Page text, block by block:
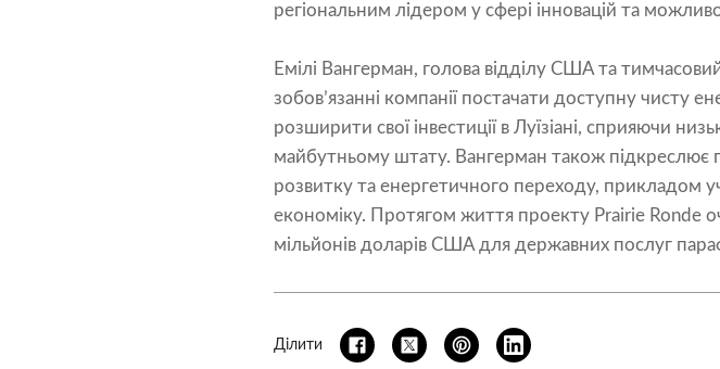
регіональним лідером у сфері інновацій та
Емілі Вангерман, голова відділу США та
зобов’язанні компанії постачати доступну чисту
розширити свої інвестиції в Луїзіані, сприяючи
майбутньому штату. Вангерман також підкреслює
розвитку та енергетичного переходу, прикладом
економіку. Протягом життя проекту Prairie Ronde
мільйонів доларів США для державних послуг
Ділити